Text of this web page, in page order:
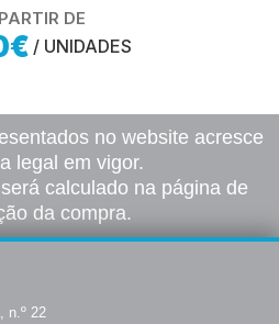
DE
/ UNIDADES
no website acresce
legal em vigor.
calculado na página de
da compra.
n.º 22